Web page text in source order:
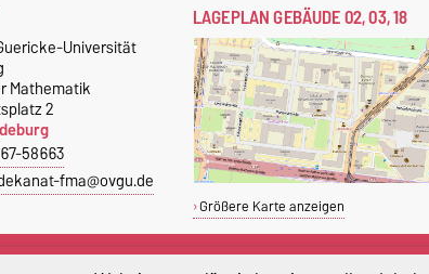
Universität
Mathematik
2
58663
fma@ovgu.de
LAGEPLAN GEBÄUDE 02, 03, 18
Größere Karte anzeigen
STUDIERENDENBÜRO